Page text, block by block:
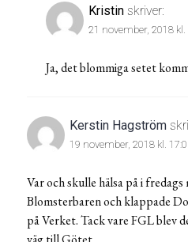
Kristin skriver:
21 november, 2018 kl.
Ja, det blommiga setet
Kerstin Hagström
19 november, 2018 kl.
Var och skulle hälsa på i
Blomsterbaren och klappade
på Verket. Tack vare FGL blev